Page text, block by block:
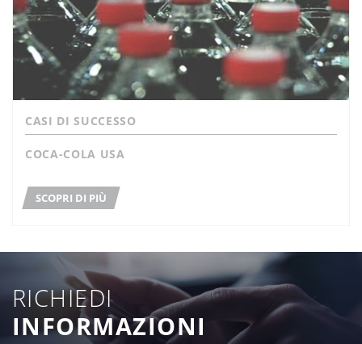
CASI DI SUCCESSO
COCA-COLA USA
SCOPRI DI PIÙ
RICHIEDI
INFORMAZIONI